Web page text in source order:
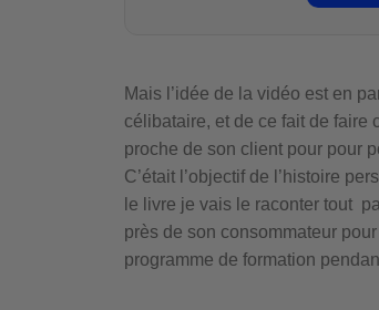
Mais l’idée de la vidéo est en
célibataire, et de ce fait de faire
proche de son client pour pour
C’était l’objectif de l’histoire
le livre je vais le raconter tout
près de son consommateur
programme de formation